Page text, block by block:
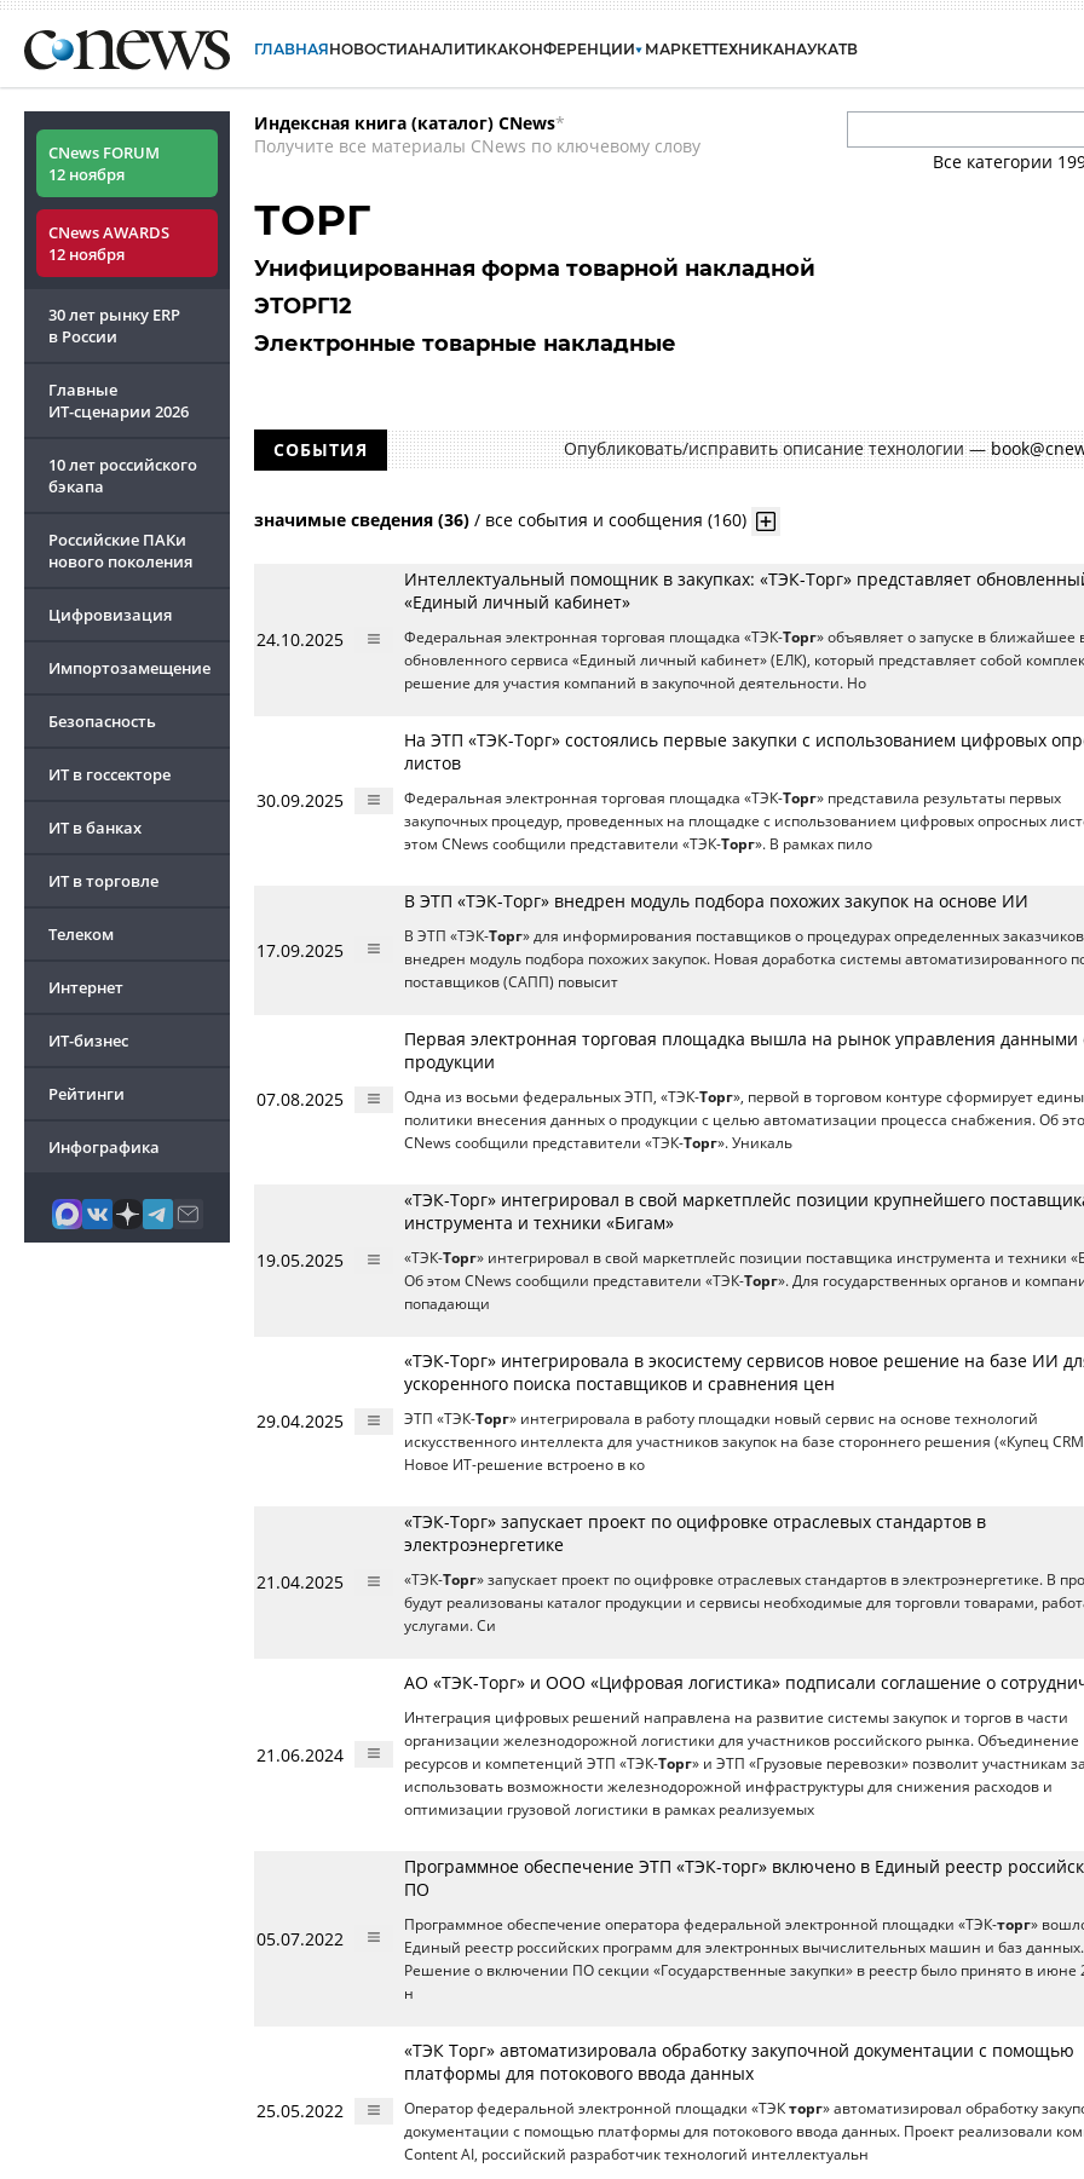
ГЛАВНАЯНОВОСТИАНАЛИТИКАКОНФЕРЕНЦИИ МАРКЕТТЕХНИКАНАУКАТВ
CNews FORUM
12 ноября
CNews AWARDS
12 ноября
30 лет рынку ERP
в России
Главные
ИТ-сценарии 2026
10 лет российского
бэкапа
Российские ПАКи
нового поколения
Цифровизация
Импортозамещение
Безопасность
ИТ в госсекторе
ИТ в банках
ИТ в торговле
Телеком
Интернет
ИТ-бизнес
Рейтинги
Инфографика
Индексная книга (каталог) CNews*
Получите все материалы CNews по ключевому слову
Все категории
ТОРГ
Унифицированная форма товарной накладной
ЭТОРГ12
Электронные товарные накладные
СОБЫТИЯ Опубликовать/исправить описание технологии —
значимые сведения (36) / все события и сообщения (160)
24.10.2025
Интеллектуальный помощник в закупках: «ТЭК-Торг» представляет
«Единый личный кабинет»
Федеральная электронная торговая площадка «ТЭК-Торг» объявляет о запуске в ближайшее
обновленного сервиса «Единый личный кабинет» (ЕЛК), который представляет собой
решение для участия компаний в закупочной деятельности. Но
30.09.2025
На ЭТП «ТЭК-Торг» состоялись первые закупки с использованием цифровых
листов
Федеральная электронная торговая площадка «ТЭК-Торг» представила результаты первых
закупочных процедур, проведенных на площадке с использованием цифровых опросных
этом CNews сообщили представители «ТЭК-Торг». В рамках пило
17.09.2025
В ЭТП «ТЭК-Торг» внедрен модуль подбора похожих закупок на основе ИИ
В ЭТП «ТЭК-Торг» для информирования поставщиков о процедурах определенных заказчиков
внедрен модуль подбора похожих закупок. Новая доработка системы автоматизированного
поставщиков (САПП) повысит
07.08.2025
Первая электронная торговая площадка вышла на рынок управления данными
продукции
Одна из восьми федеральных ЭТП, «ТЭК-Торг», первой в торговом контуре сформирует
политики внесения данных о продукции с целью автоматизации процесса снабжения. Об
CNews сообщили представители «ТЭК-Торг». Уникаль
19.05.2025
«ТЭК-Торг» интегрировал в свой маркетплейс позиции крупнейшего
инструмента и техники «Бигам»
«ТЭК-Торг» интегрировал в свой маркетплейс позиции поставщика инструмента и техники
Об этом CNews сообщили представители «ТЭК-Торг». Для государственных органов и
попадающи
29.04.2025
«ТЭК-Торг» интегрировала в экосистему сервисов новое решение на базе ИИ
ускоренного поиска поставщиков и сравнения цен
ЭТП «ТЭК-Торг» интегрировала в работу площадки новый сервис на основе технологий
искусственного интеллекта для участников закупок на базе стороннего решения («Купец
Новое ИТ-решение встроено в ко
21.04.2025
«ТЭК-Торг» запускает проект по оцифровке отраслевых стандартов в
электроэнергетике
«ТЭК-Торг» запускает проект по оцифровке отраслевых стандартов в электроэнергетике. В
будут реализованы каталог продукции и сервисы необходимые для торговли товарами,
услугами. Си
21.06.2024
АО «ТЭК-Торг» и ООО «Цифровая логистика» подписали соглашение о
Интеграция цифровых решений направлена на развитие системы закупок и торгов в части
организации железнодорожной логистики для участников российского рынка. Объединение
ресурсов и компетенций ЭТП «ТЭК-Торг» и ЭТП «Грузовые перевозки» позволит участникам
использовать возможности железнодорожной инфраструктуры для снижения расходов и
оптимизации грузовой логистики в рамках реализуемых
05.07.2022
Программное обеспечение ЭТП «ТЭК-торг» включено в Единый реестр
ПО
Программное обеспечение оператора федеральной электронной площадки «ТЭК-торг»
Единый реестр российских программ для электронных вычислительных машин и баз данных.
Решение о включении ПО секции «Государственные закупки» в реестр было принято в июне
н
25.05.2022
«ТЭК Торг» автоматизировала обработку закупочной документации с помощью
платформы для потокового ввода данных
Оператор федеральной электронной площадки «ТЭК торг» автоматизировал обработку
документации с помощью платформы для потокового ввода данных. Проект реализовали
Content AI, российский разработчик технологий интеллектуальн